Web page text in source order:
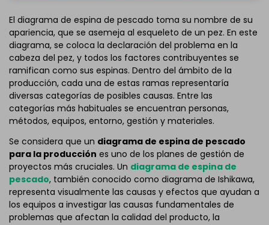
El diagrama de espina de pescado toma su nombre de su
apariencia, que se asemeja al esqueleto de un pez. En este
diagrama, se coloca la declaración del problema en la
cabeza del pez, y todos los factores contribuyentes se
ramifican como sus espinas. Dentro del ámbito de la
producción, cada una de estas ramas representaría
diversas categorías de posibles causas. Entre las
categorías más habituales se encuentran personas,
métodos, equipos, entorno, gestión y materiales.
Se considera que un diagrama de espina de pescado
para la producción es uno de los planes de gestión de
proyectos más cruciales. Un diagrama de espina de
pescado, también conocido como diagrama de Ishikawa,
representa visualmente las causas y efectos que ayudan a
los equipos a investigar las causas fundamentales de
problemas que afectan la calidad del producto, la